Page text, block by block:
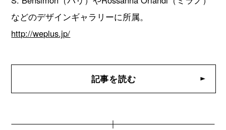
などのデザインギャラリーに所属。
http://weplus.jp/
記事を読む